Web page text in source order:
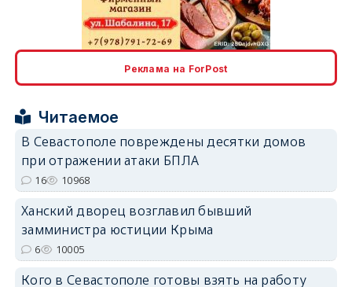
erid: 2SDnjdvhGXG
Реклама на ForPost
Читаемое
В Севастополе повреждены десятки домов
при отражении атаки БПЛА
16 10968
Ханский дворец возглавил бывший
замминистра юстиции Крыма
6 10005
Кого в Севастополе готовы взять на работу